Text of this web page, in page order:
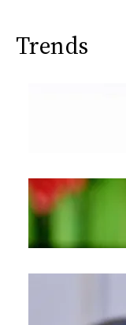
Trends